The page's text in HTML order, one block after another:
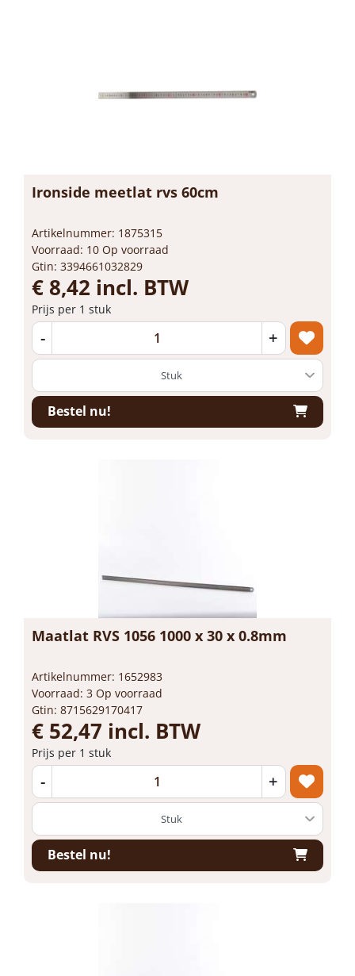
Ironside meetlat rvs 60cm
Artikelnummer: 1875315
Voorraad: 10 Op voorraad
Gtin: 3394661032829
€ 8,42 incl. BTW
Prijs per 1 stuk
- +
Bestel nu!
Maatlat RVS 1056 1000 x 30 x 0.8mm
Artikelnummer: 1652983
Voorraad: 3 Op voorraad
Gtin: 8715629170417
€ 52,47 incl. BTW
Prijs per 1 stuk
- +
Bestel nu!